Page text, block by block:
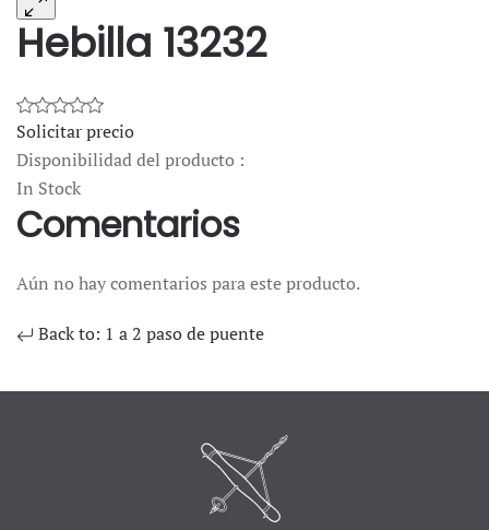
Hebilla 13232
Solicitar precio
Disponibilidad del producto :
In Stock
Comentarios
Aún no hay comentarios para este producto.
Back to: 1 a 2 paso de puente